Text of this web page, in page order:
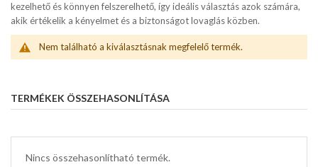
kezelhető és könnyen felszerelhető, így ideális választás azok számára,
akik értékelik a kényelmet és a biztonságot lovaglás közben.
Nem található a kiválasztásnak megfelelő termék.
TERMÉKEK ÖSSZEHASONLÍTÁSA
Nincs összehasonlítható termék.